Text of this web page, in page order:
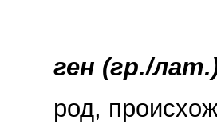
ген (гр./
род,